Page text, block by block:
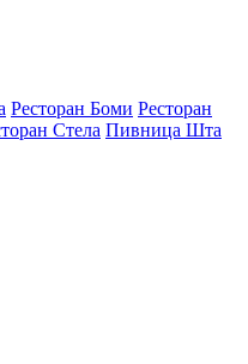
Ресторан Боми Ресторан
Стела Пивница Шта